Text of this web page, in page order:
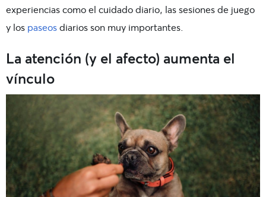
experiencias como el cuidado diario, las sesiones de juego
y los paseosdiarios son muy importantes.
La atención (y el afecto) aumenta el
vínculo